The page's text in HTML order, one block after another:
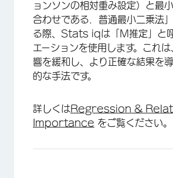
ョンソンの相対重み設定）と最
合わせである．普通最小二乗法
る際、Stats iqは「M推定」と
エーションを使用します。これ
響を緩和し、より正確な結果を
的な手法です。
詳しくはRegression &
Importance をご覧ください。